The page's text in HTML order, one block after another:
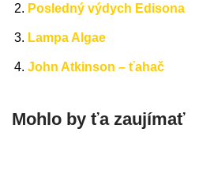
Posledný výdych Edisona
Lampa Algae
John Atkinson – ťahač
Mohlo by ťa zaujímať